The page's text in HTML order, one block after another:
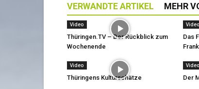
VERWANDTE ARTIKEL MEHR
Video
Thüringen.TV – Der Rückblick zum
Wochenende
Video
Das
Video
Thüringens Kulturschätze
Video
Der